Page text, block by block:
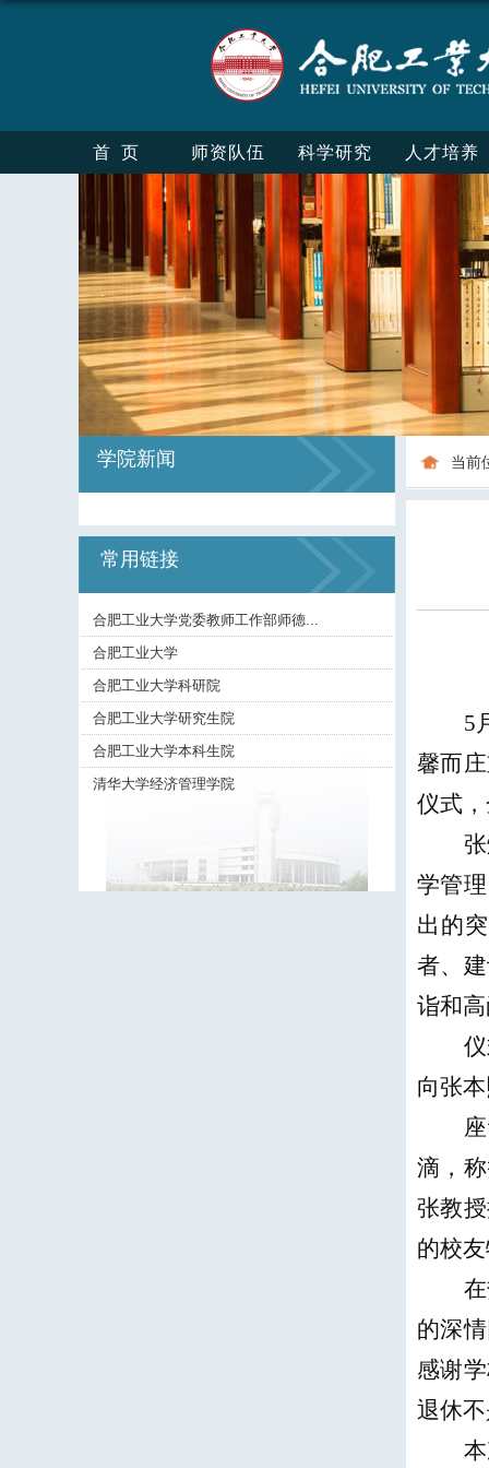
首页 师资队伍 科学研究 人才培养
学院新闻
常用链接
合肥工业大学党委教师工作部师德...
合肥工业大学
合肥工业大学科研院
合肥工业大学研究生院
合肥工业大学本科生院
清华大学经济管理学院
当前
5
馨而
仪式
学管
出的
者、
诣和
向张本
滴，
张教
的校
的深
感谢
退休